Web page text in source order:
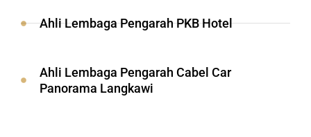
Ahli Lembaga Pengarah PKB Hotel
Ahli Lembaga Pengarah Cabel Car
Panorama Langkawi